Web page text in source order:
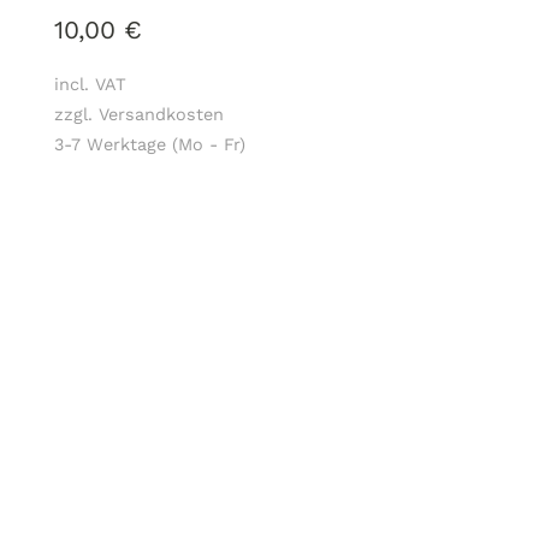
10,00 €
incl. VAT
zzgl. Versandkosten
3-7 Werktage (Mo - Fr)